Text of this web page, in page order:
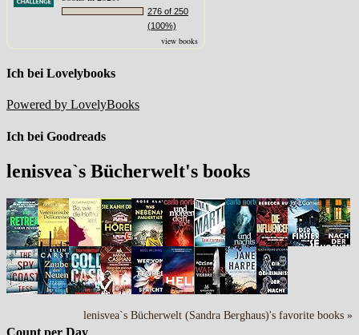
276 of 250
(100%)
view books
Ich bei Lovelybooks
Powered by LovelyBooks
Ich bei Goodreads
lenisvea`s Bücherwelt's books
lenisvea`s Bücherwelt (Sandra Berghaus)'s favorite books »